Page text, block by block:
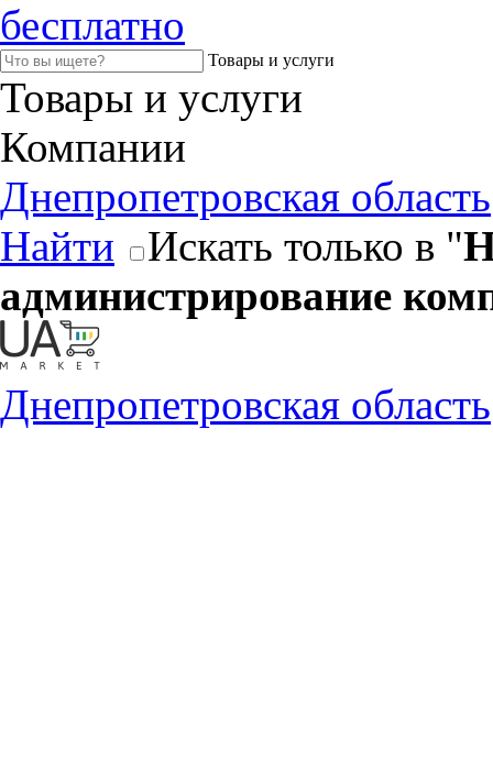
бесплатно
Товары и услуги
Товары и услуги
Компании
Днепропетровская область
Найти
Искать только в "
администрирование
Днепропетровская область